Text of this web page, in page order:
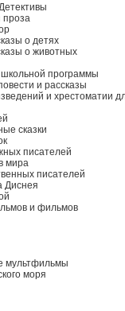
проза
о детях
о животных
программы
и рассказы
и хрестоматии
сказки
писателей
мира
писателей
Диснея
и фильмов
мультфильмы
моря